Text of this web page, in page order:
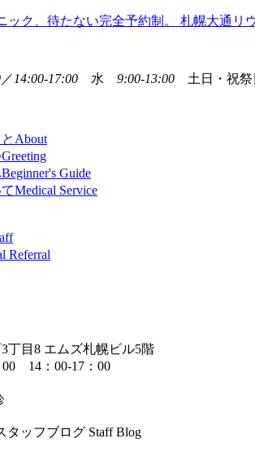
／ 14:00-17:00 水 9:00-13:00 土日・祝
About
Greeting
Beginner's Guide
Medical Service
Referral
丁目8 エムズ札幌ビル5階
00 14：00-17：00
タッフブログ Staff Blog